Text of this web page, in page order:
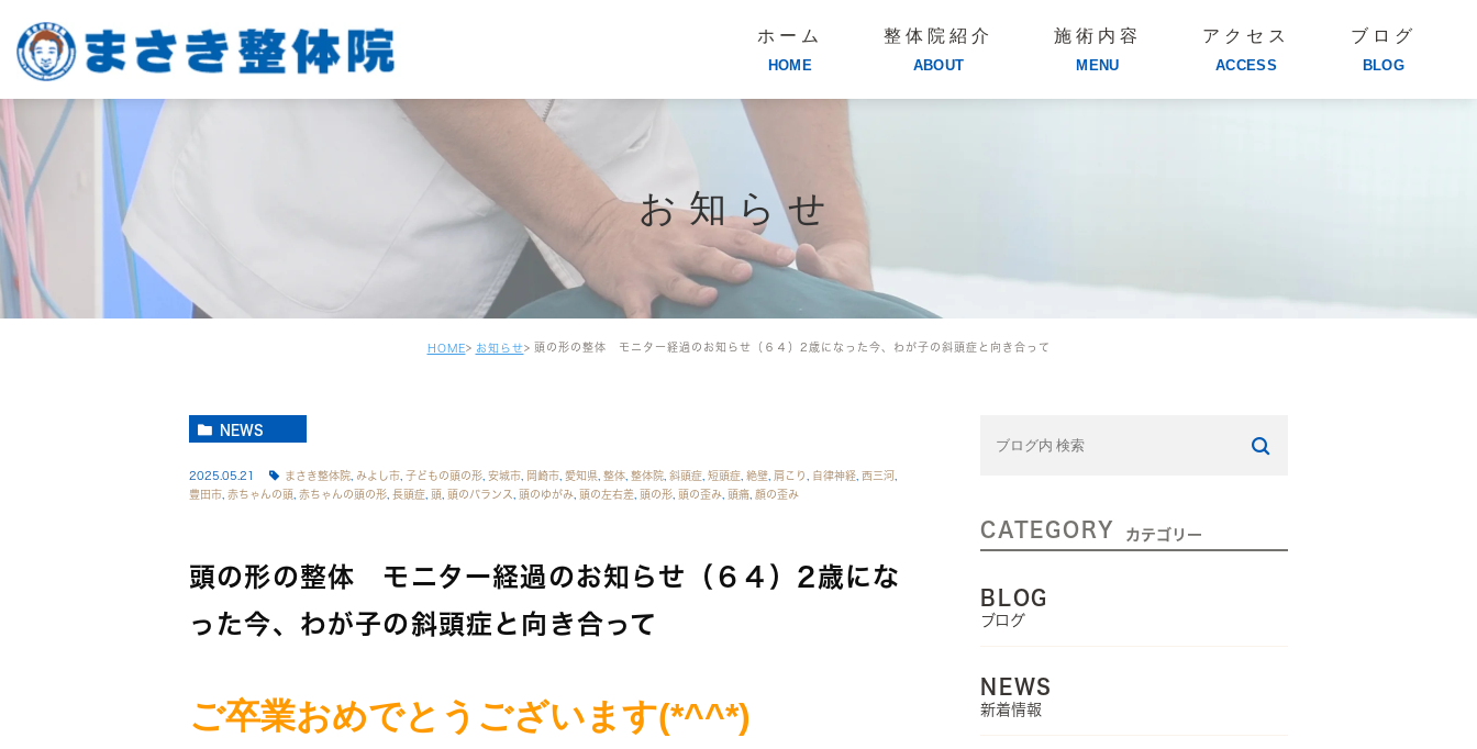
ホーム
HOME
整体院紹介
ABOUT
施術内容
MENU
アクセス
ACCESS
ブログ
BLOG
お知らせ
HOME お知らせ 頭の形の整体 モニター経過のお知らせ（６４）2歳になった今、わが子の斜頭症と向き合って
NEWS
2025.05.21 まさき整体院 みよし市 子どもの頭の形 安城市 岡崎市 愛知県 整体 整体院 斜頭症 短頭症 絶壁 肩こり 自律神経 西三河
豊田市 赤ちゃんの頭 赤ちゃんの頭の形 長頭症 頭 頭のバランス 頭のゆがみ 頭の左右差 頭の形 頭の歪み 頭痛 顔の歪み
頭の形の整体 モニター経過のお知らせ（６４）2歳にな
った今、わが子の斜頭症と向き合って
ご卒業おめでとうございます(*^^*)
CATEGORY カテゴリー
BLOG
ブログ
NEWS
新着情報